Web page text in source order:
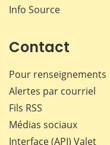
Info Source
Contact
Pour renseignements
Alertes par courriel
Fils RSS
Médias sociaux
Interface (API) Valet